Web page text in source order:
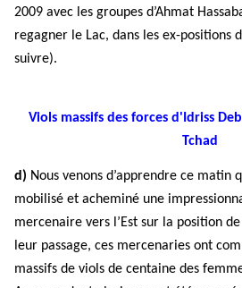
2009 avec les groupes d’Ahmat
regagner le Lac, dans les ex-positions
suivre).
Viols massifs des forces d'Idriss
Tchad
d) Nous venons d’apprendre ce matin
mobilisé et acheminé une
mercenaire vers l’Est sur la position
leur passage, ces mercenaries ont
massifs de viols de centaine des